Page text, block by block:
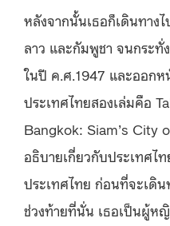
หลังจากนั้นเธอก็เดินทาง
ลาว และกัมพูชา จนกระทั่
ในปี ค.ศ.1947 และออกห
ประเทศไทยสองเล่มคือ
Bangkok: Siam’s City
อธิบายเกี่ยวกับประเทศไ
ประเทศไทย ก่อนที่จะเดิ
ช่วงท้ายที่นั่น เธอเป็นผู้ห